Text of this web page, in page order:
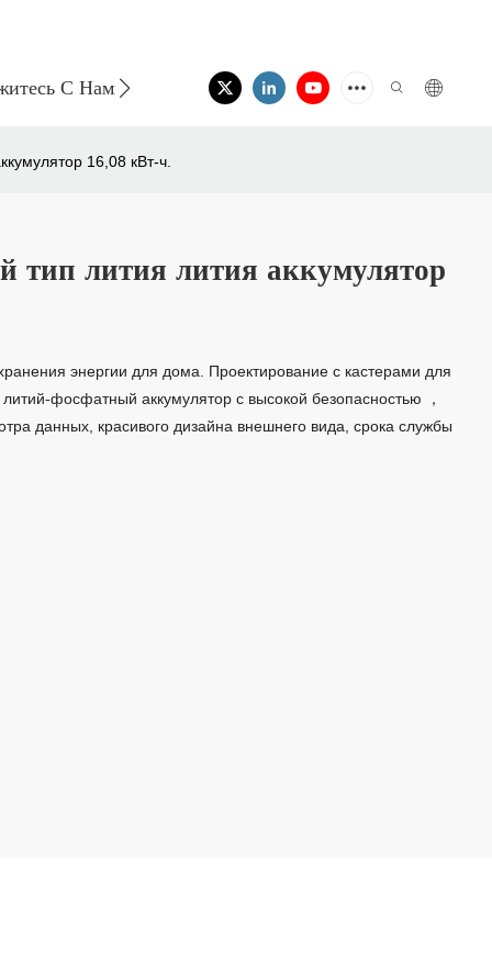
С Нами
16,08 кВт-ч.
лития лития аккумулятор
энергии для дома. Проектирование с кастерами для
фосфатный аккумулятор с высокой безопасностью ，
данных, красивого дизайна внешнего вида, срока службы